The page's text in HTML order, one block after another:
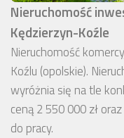
Nieruchomość
Kędzierzyn-Koźle
Nieruchomość
Koźlu (opolskie).
wyróżnia się na tle
ceną 2 550 000 zł
do pracy.